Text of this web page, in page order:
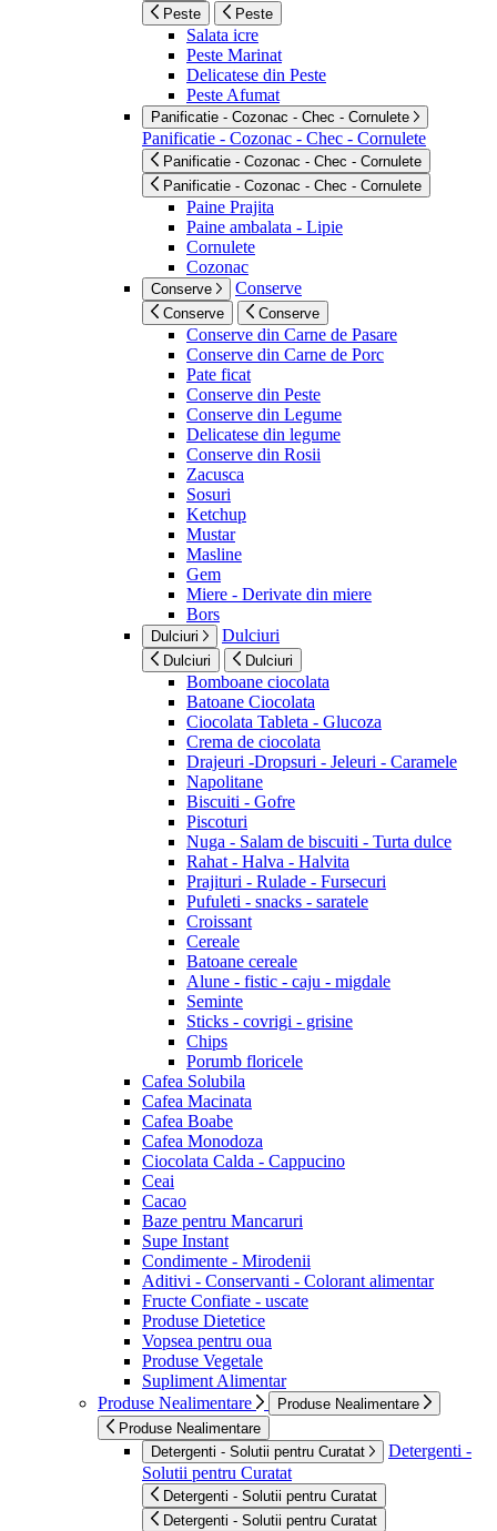
Peste Peste
Salata icre
Peste Marinat
Delicatese din Peste
Peste Afumat
Panificatie - Cozonac - Chec - Cornulete
Panificatie - Cozonac - Chec - Cornulete
Panificatie - Cozonac - Chec - Cornulete
Panificatie - Cozonac - Chec - Cornulete
Paine Prajita
Paine ambalata - Lipie
Cornulete
Cozonac
Conserve Conserve
Conserve Conserve
Conserve din Carne de Pasare
Conserve din Carne de Porc
Pate ficat
Conserve din Peste
Conserve din Legume
Delicatese din legume
Conserve din Rosii
Zacusca
Sosuri
Ketchup
Mustar
Masline
Gem
Miere - Derivate din miere
Bors
Dulciuri Dulciuri
Dulciuri Dulciuri
Bomboane ciocolata
Batoane Ciocolata
Ciocolata Tableta - Glucoza
Crema de ciocolata
Drajeuri -Dropsuri - Jeleuri - Caramele
Napolitane
Biscuiti - Gofre
Piscoturi
Nuga - Salam de biscuiti - Turta dulce
Rahat - Halva - Halvita
Prajituri - Rulade - Fursecuri
Pufuleti - snacks - saratele
Croissant
Cereale
Batoane cereale
Alune - fistic - caju - migdale
Seminte
Sticks - covrigi - grisine
Chips
Porumb floricele
Cafea Solubila
Cafea Macinata
Cafea Boabe
Cafea Monodoza
Ciocolata Calda - Cappucino
Ceai
Cacao
Baze pentru Mancaruri
Supe Instant
Condimente - Mirodenii
Aditivi - Conservanti - Colorant alimentar
Fructe Confiate - uscate
Produse Dietetice
Vopsea pentru oua
Produse Vegetale
Supliment Alimentar
Produse Nealimentare
Produse Nealimentare
Produse Nealimentare
Detergenti - Solutii pentru Curatat
Detergenti -
Solutii pentru Curatat
Detergenti - Solutii pentru Curatat
Detergenti - Solutii pentru Curatat